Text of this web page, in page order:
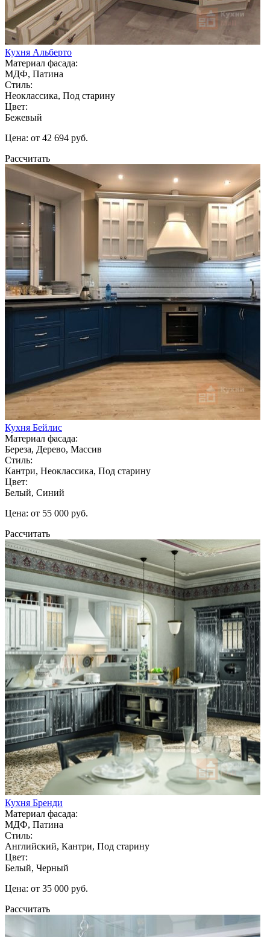
Кухня Альберто
Материал фасада:
МДФ, Патина
Стиль:
Неоклассика, Под старину
Цвет:
Бежевый
Цена: от 42 694 руб.
Рассчитать
Кухня Бейлис
Материал фасада:
Береза, Дерево, Массив
Стиль:
Кантри, Неоклассика, Под старину
Цвет:
Белый, Синий
Цена: от 55 000 руб.
Рассчитать
Кухня Бренди
Материал фасада:
МДФ, Патина
Стиль:
Английский, Кантри, Под старину
Цвет:
Белый, Черный
Цена: от 35 000 руб.
Рассчитать